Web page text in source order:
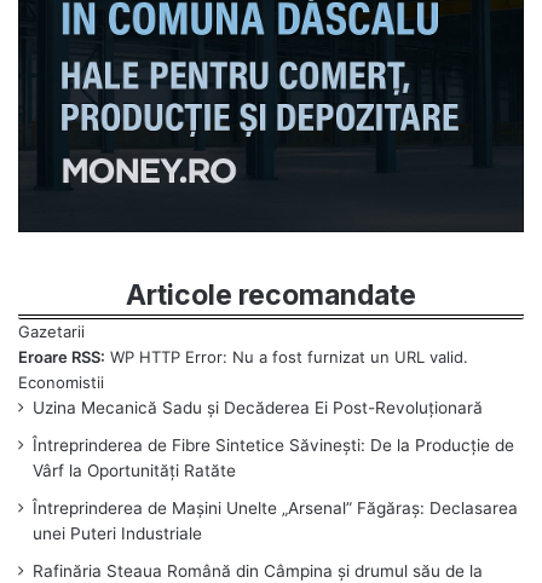
Articole recomandate
Eroare RSS: WP HTTP Error: Nu a fost furnizat un URL valid.
Uzina Mecanică Sadu și Decăderea Ei Post-Revoluționară
Întreprinderea de Fibre Sintetice Săvinești: De la Producție de
Vârf la Oportunități Ratăte
Întreprinderea de Mașini Unelte „Arsenal” Făgăraș: Declasarea
unei Puteri Industriale
Rafinăria Steaua Română din Câmpina și drumul său de la